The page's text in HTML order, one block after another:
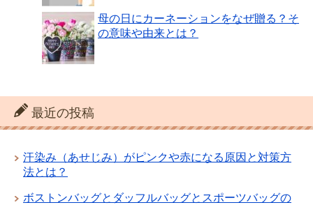
母の日にカーネーションをなぜ贈る？そ
の意味や由来とは？
最近の投稿
汗染み（あせじみ）がピンクや赤になる原因と対策方
法とは？
ボストンバッグとダッフルバッグとスポーツバッグの